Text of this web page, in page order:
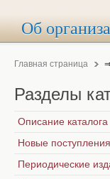
Об
Главная страница
Разделы
Описание каталога
Новые поступления
Периодические